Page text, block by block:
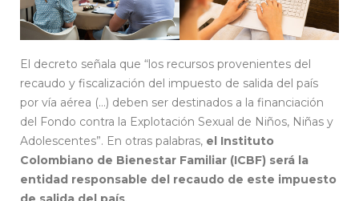
El decreto señala que “los recursos provenientes del
recaudo y fiscalización del impuesto de salida del país
por vía aérea (…) deben ser destinados a la financiación
del Fondo contra la Explotación Sexual de Niños, Niñas y
Adolescentes”. En otras palabras, el Instituto
Colombiano de Bienestar Familiar (ICBF) será la
entidad responsable del recaudo de este impuesto